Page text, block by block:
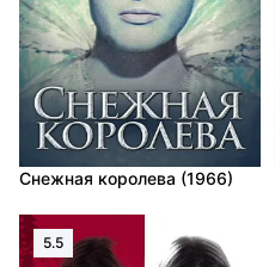
Снежная королева (1966)
5.5